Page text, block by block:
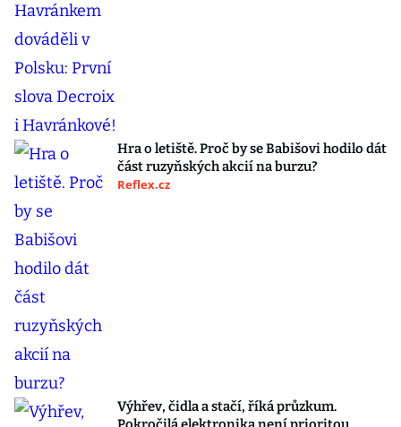
Hra o letiště. Proč by se Babišovi hodilo dát
část ruzyňských akcií na burzu?
Reflex.cz
Výhřev, čidla a stačí, říká průzkum.